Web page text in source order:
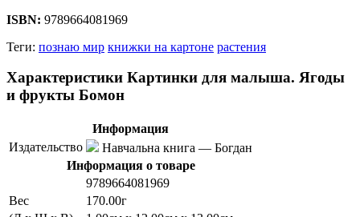
ISBN: 9789664081969
Теги: познаю мир книжки на картоне растения
Характеристики Картинки для малыша. Ягоды
и фрукты Бомон
Информация
Издательство
Навчальна книга — Богдан
Информация о товаре
9789664081969
Вес
170.00г